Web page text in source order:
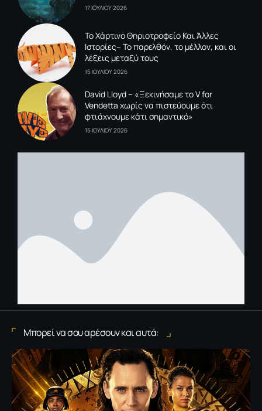
17 ΙΟΥΛΙΟΥ 2026
To Xάρτινο Θηριοτροφείο Και Άλλες
Ιστορίες– Το παρελθόν, το μέλλον, και οι
λέξεις μεταξύ τους
15 ΙΟΥΛΙΟΥ 2026
David Lloyd – «Ξεκινήσαμε το V for
Vendetta χωρίς να πιστεύουμε ότι
φτιάχνουμε κάτι σημαντικό»
15 ΙΟΥΛΙΟΥ 2026
Μπορεί να σου αρέσουν και αυτά: